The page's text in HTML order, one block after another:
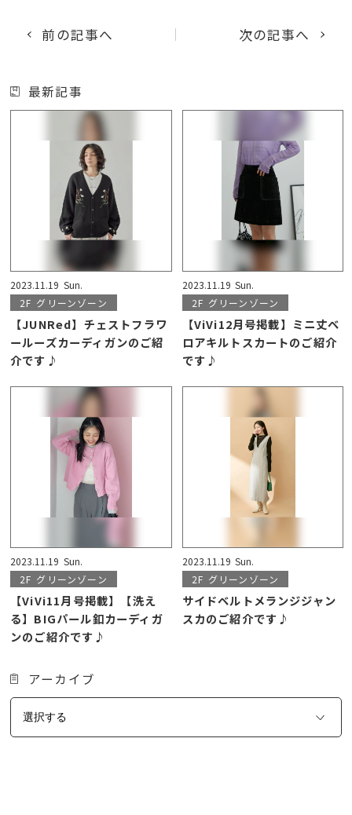
前の記事へ 次の記事へ
最新記事
2023.11.19 Sun.
2F グリーンゾーン
【JUNRed】チェストフラワ
ールーズカーディガンのご紹
介です♪
2023.11.19 Sun.
2F グリーンゾーン
【ViVi12月号掲載】ミニ丈ベ
ロアキルトスカートのご紹介
です♪
2023.11.19 Sun.
2F グリーンゾーン
【ViVi11月号掲載】【洗え
る】BIGパール釦カーディガ
ンのご紹介です♪
2023.11.19 Sun.
2F グリーンゾーン
サイドベルトメランジジャン
スカのご紹介です♪
アーカイブ